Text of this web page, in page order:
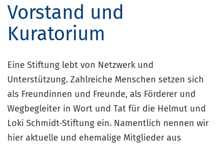
Vorstand und
Kuratorium
Eine Stiftung lebt von Netzwerk und
Unterstützung. Zahlreiche Menschen setzen sich
als Freundinnen und Freunde, als Förderer und
Wegbegleiter in Wort und Tat für die Helmut und
Loki Schmidt-Stiftung ein. Namentlich nennen wir
hier aktuelle und ehemalige Mitglieder aus